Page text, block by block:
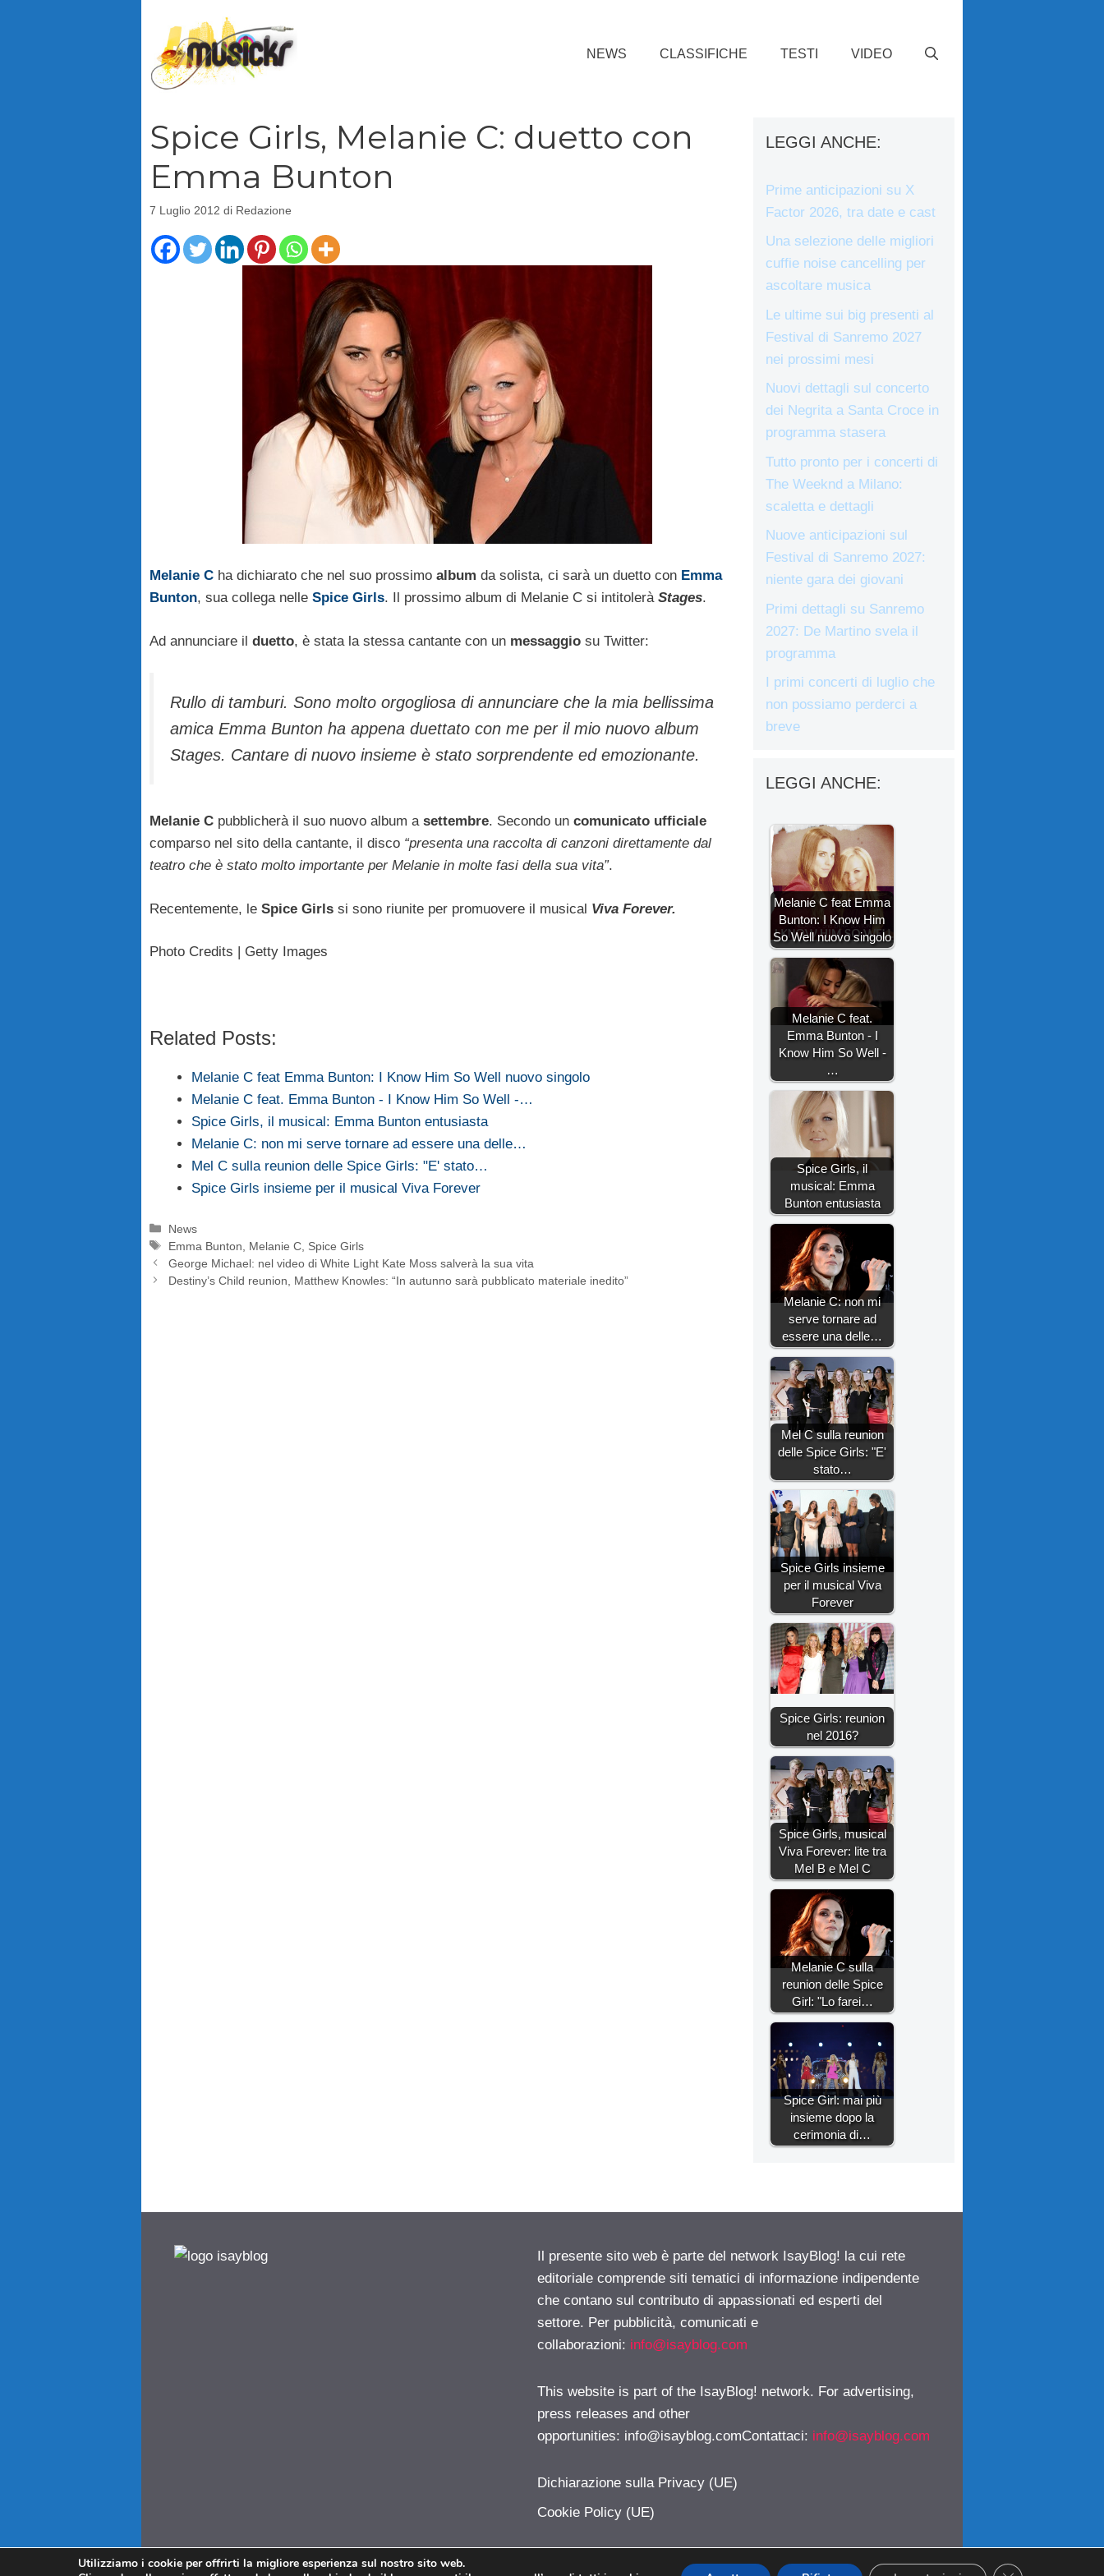
NEWS CLASSIFICHE TESTI VIDEO
Spice Girls, Melanie C: duetto con
Emma Bunton
7 Luglio 2012 di Redazione
Melanie C ha dichiarato che nel suo prossimo album da solista, ci sarà un duetto con Emma
Bunton, sua collega nelle Spice Girls. Il prossimo album di Melanie C si intitolerà Stages.
Ad annunciare il duetto, è stata la stessa cantante con un messaggio su Twitter:
Rullo di tamburi. Sono molto orgogliosa di annunciare che la mia bellissima
amica Emma Bunton ha appena duettato con me per il mio nuovo album
Stages. Cantare di nuovo insieme è stato sorprendente ed emozionante.
Melanie C pubblicherà il suo nuovo album a settembre. Secondo un comunicato ufficiale
comparso nel sito della cantante, il disco “presenta una raccolta di canzoni direttamente dal
teatro che è stato molto importante per Melanie in molte fasi della sua vita”.
Recentemente, le Spice Girls si sono riunite per promuovere il musical Viva Forever.
Photo Credits | Getty Images
Related Posts:
Melanie C feat Emma Bunton: I Know Him So Well nuovo singolo
Melanie C feat. Emma Bunton - I Know Him So Well -…
Spice Girls, il musical: Emma Bunton entusiasta
Melanie C: non mi serve tornare ad essere una delle…
Mel C sulla reunion delle Spice Girls: "E' stato…
Spice Girls insieme per il musical Viva Forever
Categorie
News
Tag
Emma Bunton Melanie C Spice Girls
George Michael: nel video di White Light Kate Moss salverà la sua vita
Destiny’s Child reunion, Matthew Knowles: “In autunno sarà pubblicato materiale inedito”
LEGGI ANCHE:
Prime anticipazioni su X
Factor 2026, tra date e cast
Una selezione delle migliori
cuffie noise cancelling per
ascoltare musica
Le ultime sui big presenti al
Festival di Sanremo 2027
nei prossimi mesi
Nuovi dettagli sul concerto
dei Negrita a Santa Croce in
programma stasera
Tutto pronto per i concerti di
The Weeknd a Milano:
scaletta e dettagli
Nuove anticipazioni sul
Festival di Sanremo 2027:
niente gara dei giovani
Primi dettagli su Sanremo
2027: De Martino svela il
programma
I primi concerti di luglio che
non possiamo perderci a
breve
LEGGI ANCHE:
Melanie C feat Emma
Bunton: I Know Him
So Well nuovo singolo
Melanie C feat.
Emma Bunton - I
Know Him So Well -
…
Spice Girls, il
musical: Emma
Bunton entusiasta
Melanie C: non mi
serve tornare ad
essere una delle…
Mel C sulla reunion
delle Spice Girls: "E'
stato…
Spice Girls insieme
per il musical Viva
Forever
Spice Girls: reunion
nel 2016?
Spice Girls, musical
Viva Forever: lite tra
Mel B e Mel C
Melanie C sulla
reunion delle Spice
Girl: "Lo farei…
Spice Girl: mai più
insieme dopo la
cerimonia di…
Il presente sito web è parte del network IsayBlog! la cui rete
editoriale comprende siti tematici di informazione indipendente
che contano sul contributo di appassionati ed esperti del
settore. Per pubblicità, comunicati e
collaborazioni: info@isayblog.com
This website is part of the IsayBlog! network. For advertising,
press releases and other
opportunities: info@isayblog.comContattaci: info@isayblog.com
Dichiarazione sulla Privacy (UE)
Cookie Policy (UE)
Utilizziamo i cookie per offrirti la migliore esperienza sul nostro sito web.